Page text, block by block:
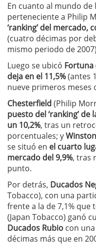
En cuanto al mundo de
perteneciente a Philip
‘ranking’ del mercado,
(cuatro décimas por
mismo periodo de
Luego se ubicó Fortuna
deja en el 11,5%(antes
nueve primeros meses
Chesterfield (Philip
puesto del ‘ranking’
un 10,2%, tras un
porcentuales; yWinston
se situó en el cuarto
mercado del 9,9%, tras
punto.
Por detrás, Ducados
Tobacco), con una
frente a la de 7,1% que
(Japan Tobacco) ganó
Ducados Rubio con
décimas más que en